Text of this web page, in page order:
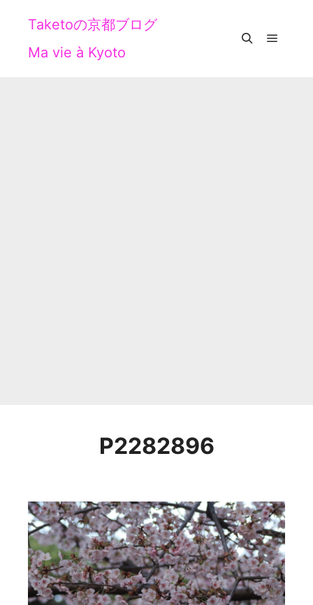
Taketoの京都ブログ
Ma vie à Kyoto
P2282896